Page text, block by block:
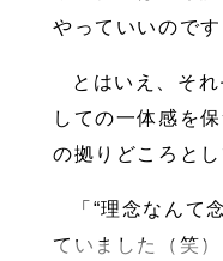
やっていいのです
とはいえ、そ
しての一体感を
の拠りどころと
「“理念なん
ていました（笑